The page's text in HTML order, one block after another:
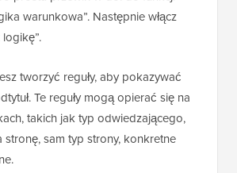
prostu przewiń w dół do funkcji
warunkowa”. Następnie włącz
tworzyć reguły, aby pokazywać
Te reguły mogą opierać się na
takich jak typ odwiedzającego,
sam typ strony, konkretne